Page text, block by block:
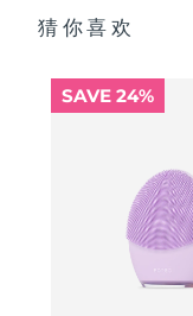
猜你喜欢
SAVE 24%